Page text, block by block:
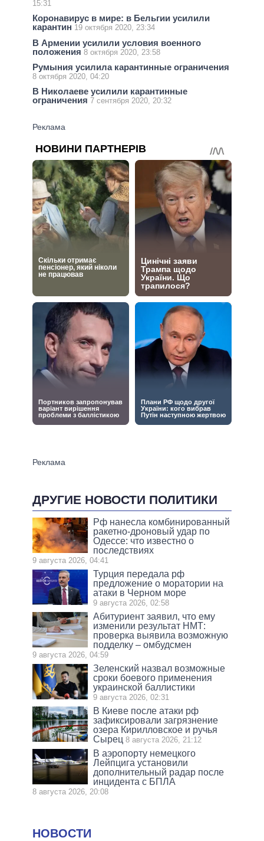
15:31
Коронавирус в мире: в Бельгии усилили
карантин 19 октября 2020, 23:34
В Армении усилили условия военного
положения 8 октября 2020, 23:58
Румыния усилила карантинные ограничения
8 октября 2020, 04:20
В Николаеве усилили карантинные
ограничения 7 сентября 2020, 20:32
ДРУГИЕ НОВОСТИ ПОЛИТИКИ
Рф нанесла комбинированный
ракетно-дроновый удар по
Одессе: что известно о
последствиях
9 августа 2026, 04:41
Турция передала рф
предложение о моратории на
атаки в Черном море
9 августа 2026, 02:58
Абитуриент заявил, что ему
изменили результат НМТ:
проверка выявила возможную
подделку – омбудсмен
9 августа 2026, 04:59
Зеленский назвал возможные
сроки боевого применения
украинской баллистики
9 августа 2026, 02:31
В Киеве после атаки рф
зафиксировали загрязнение
озера Кирилловское и ручья
Сырец 8 августа 2026, 21:12
В аэропорту немецкого
Лейпцига установили
дополнительный радар после
инцидента с БПЛА
8 августа 2026, 20:08
НОВОСТИ